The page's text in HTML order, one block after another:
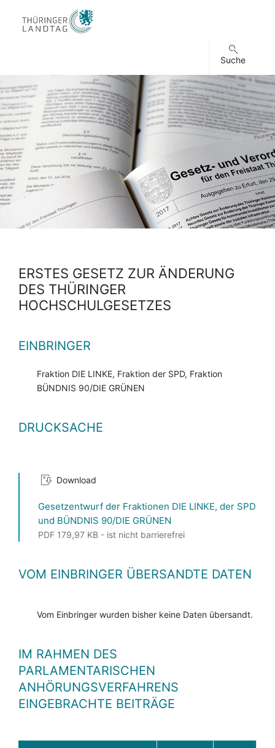
Suche
ERSTES GESETZ ZUR ÄNDERUNG
DES THÜRINGER
HOCHSCHULGESETZES
EINBRINGER
Fraktion DIE LINKE, Fraktion der SPD, Fraktion
BÜNDNIS 90/DIE GRÜNEN
DRUCKSACHE
Download
Gesetzentwurf der Fraktionen DIE LINKE, der SPD
und BÜNDNIS 90/DIE GRÜNEN
PDF 179,97 KB - ist nicht barrierefrei
VOM EINBRINGER ÜBERSANDTE DATEN
Vom Einbringer wurden bisher keine Daten übersandt.
IM RAHMEN DES
PARLAMENTARISCHEN
ANHÖRUNGSVERFAHRENS
EINGEBRACHTE BEITRÄGE